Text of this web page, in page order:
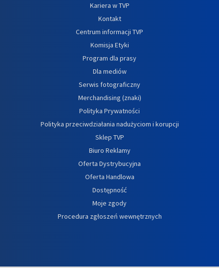
Kariera w TVP
Kontakt
Centrum informacji TVP
Komisja Etyki
Program dla prasy
Dla mediów
Serwis fotograficzny
Merchandising (znaki)
Polityka Prywatności
Polityka przeciwdziałania nadużyciom i korupcji
Sklep TVP
Biuro Reklamy
Oferta Dystrybucyjna
Oferta Handlowa
Dostępność
Moje zgody
Procedura zgłoszeń wewnętrznych